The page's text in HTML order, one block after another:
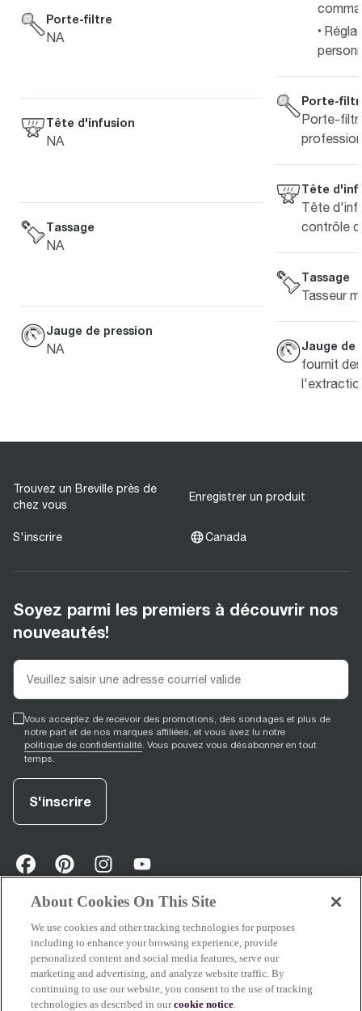
Porte-filtre
NA
Tête d'infusion
NA
Tassage
NA
Jauge de pression
NA
Porte-
Porte-
Tête
Tête
contrôle
Tassage
Tasseur
Jauge de
fournit
Trouvez un Breville près de
chez vous
Enregistrer un produit
S'inscrire Canada
Soyez parmi les premiers à découvrir nos
nouveautés!
Vous acceptez de recevoir des promotions, des sondages et plus de
notre part et de nos marques affiliées, et vous avez lu notre
politique de confidentialité. Vous pouvez vous désabonner en tout
temps.
S'inscrire
facebook
opens in new tab
pinterest
opens in new tab
instagram
opens in new tab
youtube
opens in new tab
Soutien
About Cookies On This Site
We use cookies and other tracking technologies for purposes
including to enhance your browsing experience, provide
personalized content and social media features, serve our
marketing and advertising, and analyze website traffic. By
continuing to use our website, you consent to the use of tracking
technologies as described in ourcookie notice.